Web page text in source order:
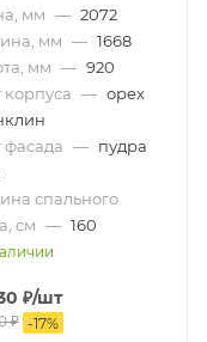
мм — 2072
мм — 1668
мм — 920
корпуса — орех
фасада — пудра
спального
см — 160
₽/шт
₽ -17%